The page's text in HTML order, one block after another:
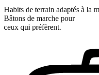
Habits de terrain adaptés à la
Bâtons de marche pour
ceux qui préfèrent.